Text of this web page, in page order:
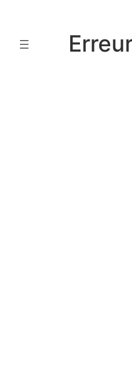
contenu